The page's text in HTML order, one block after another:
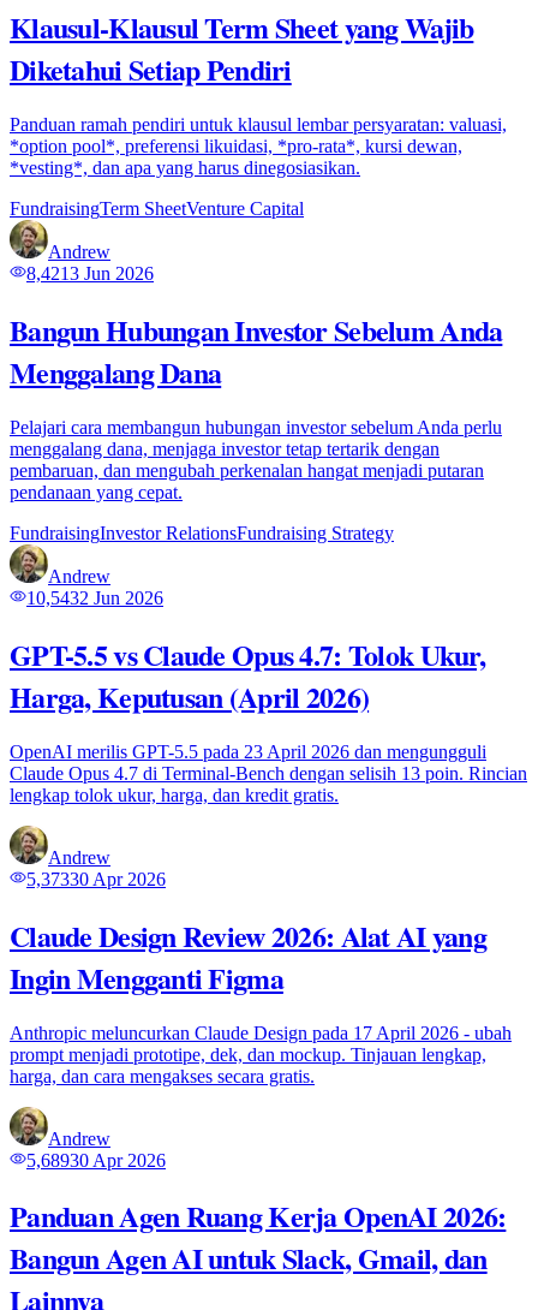
Klausul-Klausul Term Sheet yang Wajib
Diketahui Setiap Pendiri
Panduan ramah pendiri untuk klausul lembar persyaratan: valuasi,
*option pool*, preferensi likuidasi, *pro-rata*, kursi dewan,
*vesting*, dan apa yang harus dinegosiasikan.
FundraisingTerm SheetVenture Capital
Andrew
8,4213 Jun 2026
Bangun Hubungan Investor Sebelum Anda
Menggalang Dana
Pelajari cara membangun hubungan investor sebelum Anda perlu
menggalang dana, menjaga investor tetap tertarik dengan
pembaruan, dan mengubah perkenalan hangat menjadi putaran
pendanaan yang cepat.
FundraisingInvestor RelationsFundraising Strategy
Andrew
10,5432 Jun 2026
GPT-5.5 vs Claude Opus 4.7: Tolok Ukur,
Harga, Keputusan (April 2026)
OpenAI merilis GPT-5.5 pada 23 April 2026 dan mengungguli
Claude Opus 4.7 di Terminal-Bench dengan selisih 13 poin. Rincian
lengkap tolok ukur, harga, dan kredit gratis.
Andrew
5,37330 Apr 2026
Claude Design Review 2026: Alat AI yang
Ingin Mengganti Figma
Anthropic meluncurkan Claude Design pada 17 April 2026 - ubah
prompt menjadi prototipe, dek, dan mockup. Tinjauan lengkap,
harga, dan cara mengakses secara gratis.
Andrew
5,68930 Apr 2026
Panduan Agen Ruang Kerja OpenAI 2026:
Bangun Agen AI untuk Slack, Gmail, dan
Lainnya